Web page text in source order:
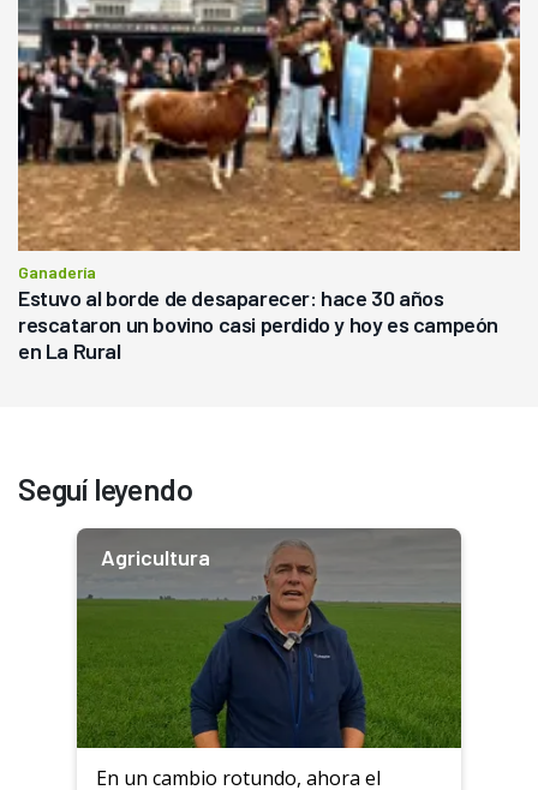
Ganadería
Estuvo al borde de desaparecer: hace 30 años
rescataron un bovino casi perdido y hoy es campeón
en La Rural
Seguí leyendo
Agricultura
En un cambio rotundo, ahora el